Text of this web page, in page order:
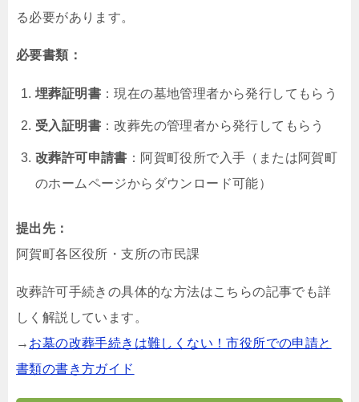
る必要があります。
必要書類：
埋葬証明書 ：現在の墓地管理者から発行してもらう
受入証明書 ：改葬先の管理者から発行してもらう
改葬許可申請書 ：阿賀町役所で入手（または阿賀町
のホームページからダウンロード可能）
提出先：
阿賀町各区役所・支所の市民課
改葬許可手続きの具体的な方法はこちらの記事でも詳
しく解説しています。
→ お墓の改葬手続きは難しくない！市役所での申請と
書類の書き方ガイド